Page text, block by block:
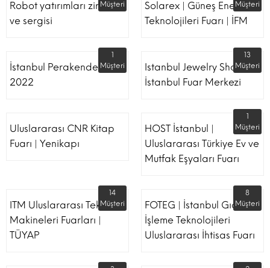
Robot yatırımları zirvesi
ve sergisi
Müşteri
Solarex | Güneş Enerjisi &
Teknolojileri Fuarı | İFM
Müşteri
İstanbul Perakende Fuarı
2022
1
Müşteri
Istanbul Jewelry Show |
İstanbul Fuar Merkezi
13
Müşteri
Uluslararası CNR Kitap
Fuarı | Yenikapı
HOST İstanbul |
Uluslararası Türkiye Ev ve
Mutfak Eşyaları Fuarı
1
Müşteri
ITM Uluslararası Tekstil
Makineleri Fuarları |
TÜYAP
14
Müşteri
FOTEG | İstanbul Gıda
İşleme Teknolojileri
Uluslararası İhtisas Fuarı
8
Müşteri